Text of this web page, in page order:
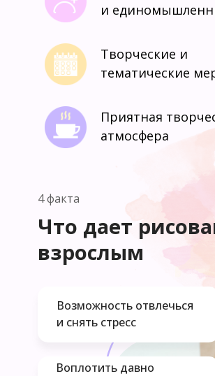
и
Творческие и
тематические
Приятная
атмосфера
Возможность отвлечься
и снять стресс
Воплотить давно
4 факта
Что дает
взрослым